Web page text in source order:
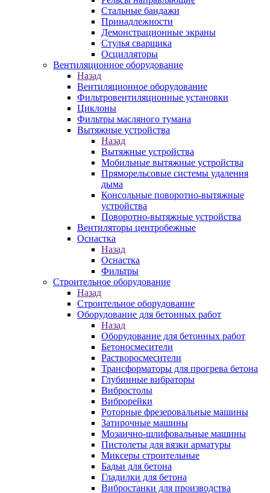
Стальные бандажи
Принадлежности
Демонстрационные экраны
Стулья сварщика
Осцилляторы
Вентиляционное оборудование
Назад
Вентиляционное оборудование
Фильтровентиляционные установки
Циклоны
Фильтры масляного тумана
Вытяжные устройства
Назад
Вытяжные устройства
Мобильные вытяжные устройства
Пряморельсовые системы удаления
дыма
Консольные поворотно-вытяжные
устройства
Поворотно-вытяжные устройства
Вентиляторы центробежные
Оснастка
Назад
Оснастка
Фильтры
Строительное оборудование
Назад
Строительное оборудование
Оборудование для бетонных работ
Назад
Оборудование для бетонных работ
Бетоносмесители
Растворосмесители
Трансформаторы для прогрева бетона
Глубинные вибраторы
Вибростолы
Виброрейки
Роторные фрезеровальные машины
Затирочные машины
Мозаично-шлифовальные машины
Пистолеты для вязки арматуры
Миксеры строительные
Бадьи для бетона
Гладилки для бетона
Вибростанки для производства